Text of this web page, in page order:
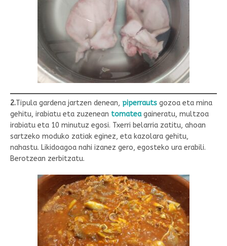
2.Tipula gardena jartzen denean, piperrauts gozoa eta mina
gehitu, irabiatu eta zuzenean tomateagaineratu, multzoa
irabiatu eta 10 minutuz egosi. Txerri belarria zatitu, ahoan
sartzeko moduko zatiak eginez, eta kazolara gehitu,
nahastu. Likidoagoa nahi izanez gero, egosteko ura erabili.
Berotzean zerbitzatu.